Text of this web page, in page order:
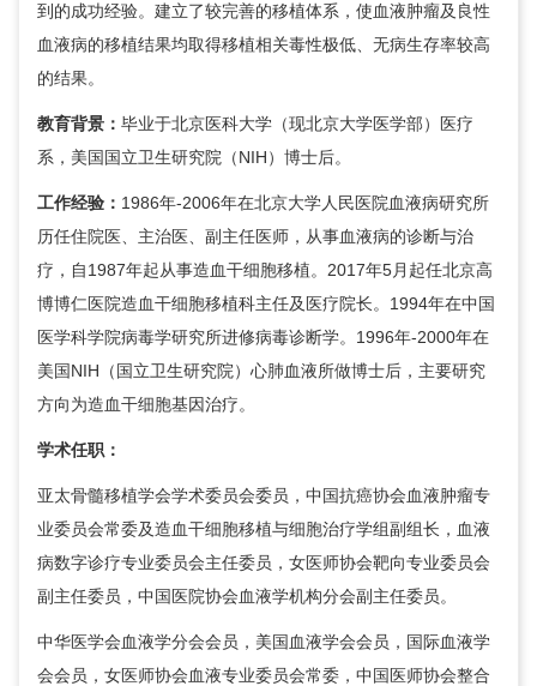
到的成功经验。建立了较完善的移植体系，使血液肿瘤及良性
血液病的移植结果均取得移植相关毒性极低、无病生存率较高
的结果。
教育背景： 毕业于北京医科大学（现北京大学医学部）医疗
系，美国国立卫生研究院（NIH）博士后。
工作经验： 1986年-2006年在北京大学人民医院血液病研究所
历任住院医、主治医、副主任医师，从事血液病的诊断与治
疗，自1987年起从事造血干细胞移植。2017年5月起任北京高
博博仁医院造血干细胞移植科主任及医疗院长。1994年在中国
医学科学院病毒学研究所进修病毒诊断学。1996年-2000年在
美国NIH（国立卫生研究院）心肺血液所做博士后，主要研究
方向为造血干细胞基因治疗。
学术任职：
亚太骨髓移植学会学术委员会委员，中国抗癌协会血液肿瘤专
业委员会常委及造血干细胞移植与细胞治疗学组副组长，血液
病数字诊疗专业委员会主任委员，女医师协会靶向专业委员会
副主任委员，中国医院协会血液学机构分会副主任委员。
中华医学会血液学分会会员，美国血液学会会员，国际血液学
会会员，女医师协会血液专业委员会常委，中国医师协会整合